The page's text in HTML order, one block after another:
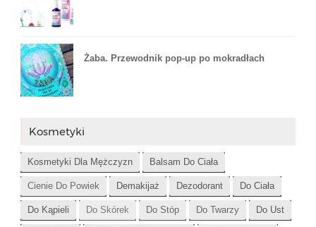
Żaba. Przewodnik pop-up po mokradłach
Kosmetyki
Kosmetyki Dla Mężczyzn Balsam Do Ciała
Cienie Do Powiek Demakijaż Dezodorant Do Ciała
Do Kąpieli Do Skórek Do Stóp Do Twarzy Do Ust